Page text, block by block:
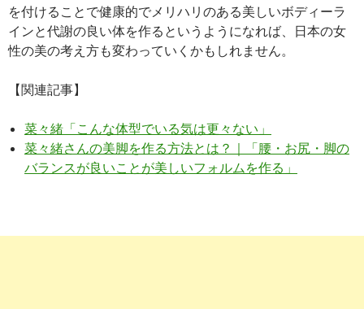
を付けることで健康的でメリハリのある美しいボディーラ
インと代謝の良い体を作るというようになれば、日本の女
性の美の考え方も変わっていくかもしれません。
【関連記事】
菜々緒「こんな体型でいる気は更々ない」
菜々緒さんの美脚を作る方法とは？｜「腰・お尻・脚の
バランスが良いことが美しいフォルムを作る」